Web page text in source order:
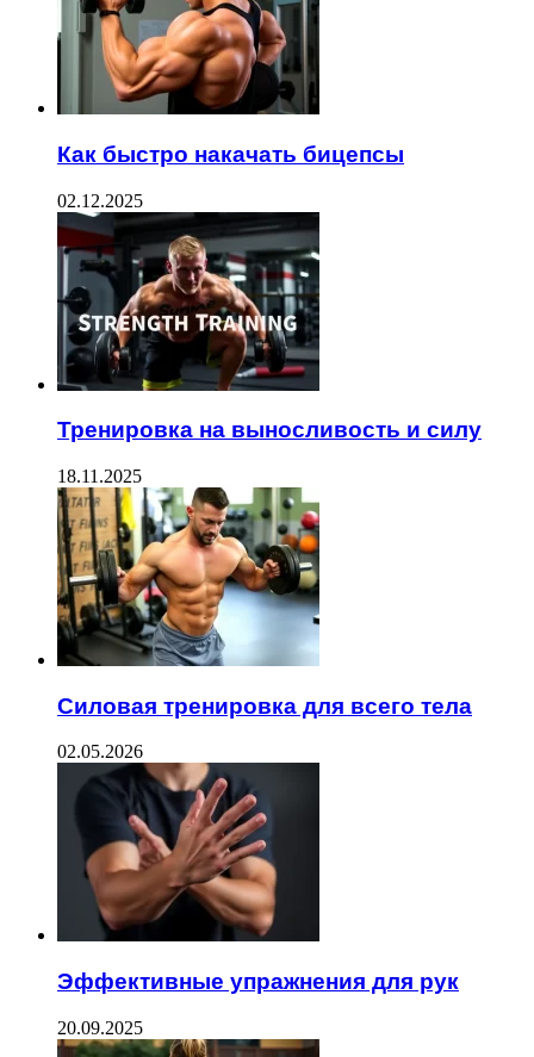
Как быстро накачать бицепсы
02.12.2025
Тренировка на выносливость и силу
18.11.2025
Силовая тренировка для всего тела
02.05.2026
Эффективные упражнения для рук
20.09.2025